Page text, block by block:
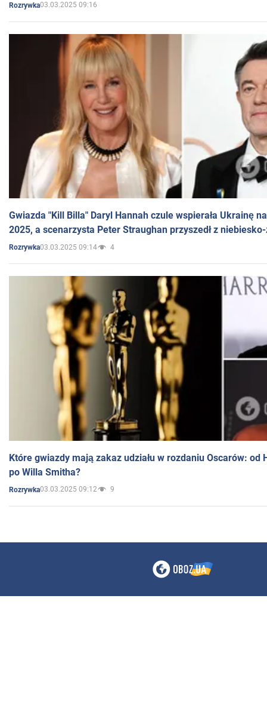
Rozrywka03.03.2025 09:16
Gwiazda "Kill Billa" Daryl Hannah czule wspierała Ukrainę
2025, a scenarzysta Peter Straughan przyszedł z
Rozrywka03.03.2025 09:14 4
Które gwiazdy mają zakaz udziału w rozdaniu Oscarów: od
po Willa Smitha?
Rozrywka03.03.2025 09:12 9